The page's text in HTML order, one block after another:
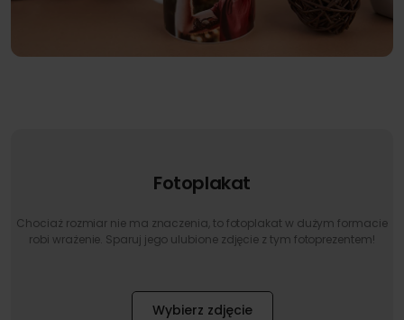
Fotoplakat
Chociaż rozmiar nie ma znaczenia, to fotoplakat w dużym formacie
robi wrażenie. Sparuj jego ulubione zdjęcie z tym fotoprezentem!
Wybierz zdjęcie